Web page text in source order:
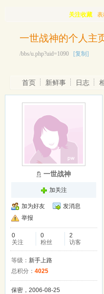
关注收藏 表
一世战神的个人主
/bbs/u.php?uid=1090 [复制]
首页 新鲜事 日志
一世战神
加关注
加为好友
发消息
举报
0
关注
0
粉丝
2
访客
等级： 新手上路
总积分： 4025
保密，2006-08-25